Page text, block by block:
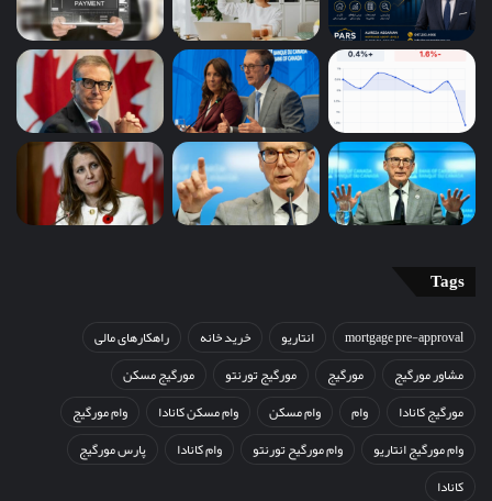
Tags
mortgage pre-approval انتاریو خرید خانه
راهکارهای مالی
مشاور مورگیج
مورگیج مورگیج تورنتو
مورگیج مسکن
مورگیج کانادا
وام وام مسکن وام مسکن کانادا
وام مورگیج
وام مورگیج انتاریو
وام مورگیح تورنتو وام کانادا
پارس مورگیج
کانادا